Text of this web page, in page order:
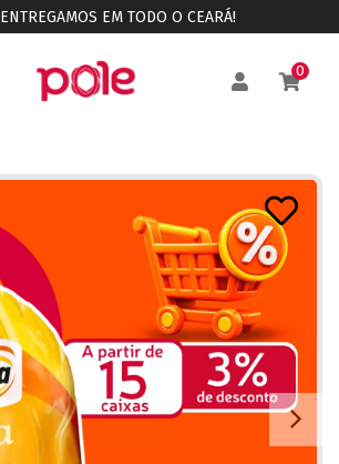
ENTREGAMOS EM TODO O CEARÁ!
0